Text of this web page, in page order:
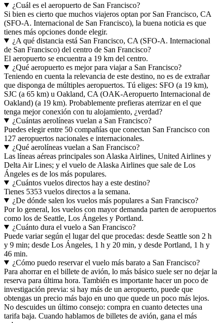
¿Cuál es el aeropuerto de San Francisco?
Si bien es cierto que muchos viajeros optan por San Francisco, CA
(SFO-A. Internacional de San Francisco), la buena noticia es que
tienes más opciones donde elegir.
¿A qué distancia está San Francisco, CA (SFO-A. Internacional
de San Francisco) del centro de San Francisco?
El aeropuerto se encuentra a 19 km del centro.
¿Qué aeropuerto es mejor para viajar a San Francisco?
Teniendo en cuenta la relevancia de este destino, no es de extrañar
que disponga de múltiples aeropuertos. Tú eliges: SFO (a 19 km),
SJC (a 65 km) u Oakland, CA (OAK-Aeropuerto Internacional de
Oakland) (a 19 km). Probablemente prefieras aterrizar en el que
tenga mejor conexión con tu alojamiento, ¿verdad?
¿Cuántas aerolíneas vuelan a San Francisco?
Puedes elegir entre 50 compañías que conectan San Francisco con
127 aeropuertos nacionales e internacionales.
¿Qué aerolíneas vuelan a San Francisco?
Las líneas aéreas principales son Alaska Airlines, United Airlines y
Delta Air Lines; y el vuelo de Alaska Airlines que sale de Los
Ángeles es de los más populares.
¿Cuántos vuelos directos hay a este destino?
Tienes 5353 vuelos directos a la semana.
¿De dónde salen los vuelos más populares a San Francisco?
Por lo general, los vuelos con mayor demanda parten de aeropuertos
como los de Seattle, Los Ángeles y Portland.
¿Cuánto dura el vuelo a San Francisco?
Puede variar según el lugar del que procedas: desde Seattle son 2 h
y 9 min; desde Los Ángeles, 1 h y 20 min, y desde Portland, 1 h y
46 min.
¿Cómo puedo reservar el vuelo más barato a San Francisco?
Para ahorrar en el billete de avión, lo más básico suele ser no dejar la
reserva para última hora. También es importante hacer un poco de
investigación previa: si hay más de un aeropuerto, puede que
obtengas un precio más bajo en uno que quede un poco más lejos.
No descuides un último consejo: compra en cuanto detectes una
tarifa baja. Cuando hablamos de billetes de avión, gana el más